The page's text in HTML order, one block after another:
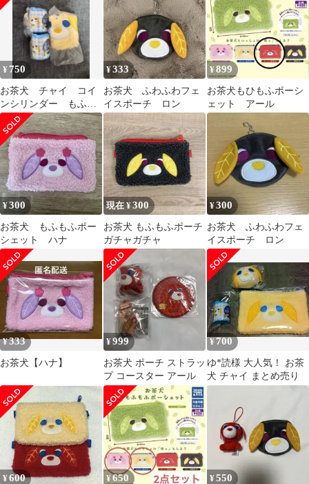
¥ 750
お茶犬 チャイ コイ
ンシリンダー もふも
ふポーシェット
¥333
お茶犬 ふわふわフェ
イスポーチ ロン
¥899
お茶犬もひもふポーシ
ェット アール
¥300
お茶犬 もふもふポー
シェット ハナ
現在 ¥300
お茶犬 もふもふポーチ
ガチャガチャ
¥300
お茶犬 ふわふわフェ
イスポーチ ロン
¥333
お茶犬【ハナ】
¥999
お茶犬 ポーチ ストラッ
プ コースター アール
¥ 700
ゆ*読様 大人気！ お茶
犬 チャイ まとめ売り
¥600 ¥650 ¥550